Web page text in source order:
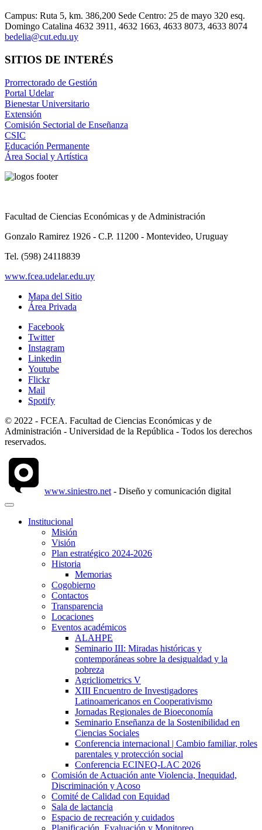
Campus: Ruta 5, km. 386,200 Sede Centro: 25 de mayo 320 esq.
Domingo Catalina 4632 3911, 4632 1663, 4633 8073, 4633 8074
bedelia@cut.edu.uy
SITIOS DE INTERÉS
Prorrectorado de Gestión
Portal Udelar
Bienestar Universitario
Extensión
Comisión Sectorial de Enseñanza
CSIC
Educación Permanente
Área Social y Artística
Facultad de Ciencias Económicas y de Administración
Gonzalo Ramirez 1926 - C.P. 11200 - Montevideo, Uruguay
Tel. (598) 24118839
www.fcea.udelar.edu.uy
Mapa del Sitio
Área Privada
Facebook
Twitter
Instagram
Linkedin
Youtube
Flickr
Mail
Spotify
© 2022 - FCEA. Facultad de Ciencias Económicas y de
Administración - Universidad de la República - Todos los derechos
reservados.
www.siniestro.net - Diseño y comunicación digital
Institucional
Misión
Visión
Plan estratégico 2024-2026
Historia
Memorias
Cogobierno
Contactos
Transparencia
Locaciones
Eventos académicos
ALAHPE
Seminario III: Miradas históricas y
contemporáneas sobre la desigualdad y la
pobreza
Agricliometrics V
XIII Encuentro de Investigadores
Latinoamericanos en Cooperativismo
Jornadas Regionales de Bioeconomía
Seminario Enseñanza de la Sostenibilidad en
Ciencias Sociales
Conferencia internacional | Cambio familiar, roles
parentales y protección social
Conferencia ECINEQ-LAC 2026
Comisión de Actuación ante Violencia, Inequidad,
Discriminación y Acoso
Comité de Calidad con Equidad
Sala de lactancia
Espacio de recreación y cuidados
Planificación, Evaluación y Monitoreo